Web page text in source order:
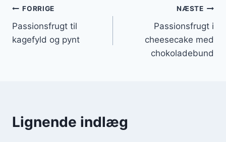
Indlægsnavigation
FORRIGE
Passionsfrugt til
kagefyld og pynt
NÆSTE
Passionsfrugt i
cheesecake med
chokoladebund
Lignende indlæg